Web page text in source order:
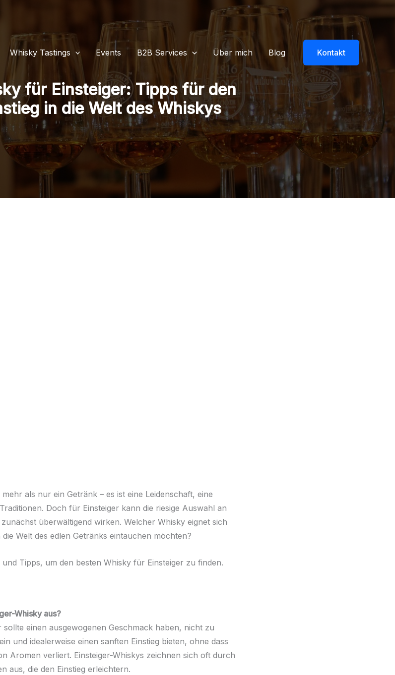
Whisky Tastings Events B2B Services Über mich Blog Kontakt
für Einsteiger: Tipps für den
in die Welt des Whiskys
als nur ein Getränk – es ist eine Leidenschaft, eine
Doch für Einsteiger kann die riesige Auswahl an
überwältigend wirken. Welcher Whisky eignet sich
Welt des edlen Getränks eintauchen möchten?
Tipps, um den besten Whisky für Einsteiger zu finden.
Whisky aus?
einen ausgewogenen Geschmack haben, nicht zu
und idealerweise einen sanften Einstieg bieten, ohne dass
Aromen verliert. Einsteiger-Whiskys zeichnen sich oft durch
aus, die den Einstieg erleichtern.